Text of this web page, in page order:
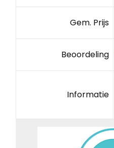
Gem. Prijs
Beoordeling
Informatie